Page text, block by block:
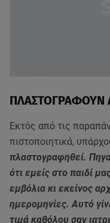
ΠΛΑΣΤΟΓΡΑΦΟΥΝ
Εκτός από τις
πιστοποιητικά,
πλαστογραφηθεί.
ότι εμείς στο παιδί
εμβόλια κι εκείνος
ημερομηνίες. Αυτό
τιμά καθόλου σαν